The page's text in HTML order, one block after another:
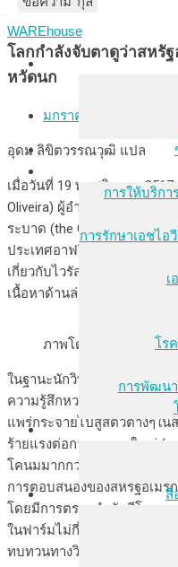
WAREhouse
การให้บริก
การรักษาเอชไอ
เ
โร
การพัฒน
สื่
โลกกำลังจับตาดูว่าสหรัฐ
หวัดนก
มกราคม 14, 2025
อุดม ลิขิตวรรณวุฒิ แปล
เมื่อวันที่ 19 พฤศจิกายน 2567
Oliveira) ผู้อำนวยการศูนย์กา
ระบาด (the Centre for
ประเทศอาฟริกาใต้ เขียนบท
เกี่ยวกับไวรัสไข้หวัดนกที่แพร่
เนื้อหาด้านล่าง
ภาพโดย Mark Pernice
ในฐานะนักวิทยาศาสตร์ด้านไ
ความรู้สึกหวาดหวั่นเมื่อไข้หวั
แพร่กระจายไปสู่สัตว์ต่างๆใน
ร้ายแรงต่อการระบาดใหญ่
โคนมมากกว่า 500 ฝูงใน 15
การตอบสนองของสหรัฐอเม
โดยมีการตรวจลำดับจีโนมขอ
ในฟาร์มไม่กี่ตัวที่มีการเปิดเผ
ทบทวนทางวิทยาศาสตร์